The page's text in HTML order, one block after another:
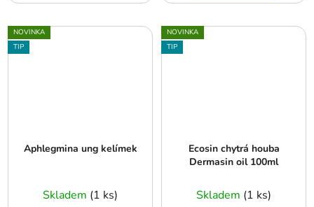
NOVINKA
TIP
Aphlegmina ung kelímek
Skladem (1 ks)
NOVINKA
TIP
Ecosin chytrá houba
Dermasin oil 100ml
Skladem (1 ks)